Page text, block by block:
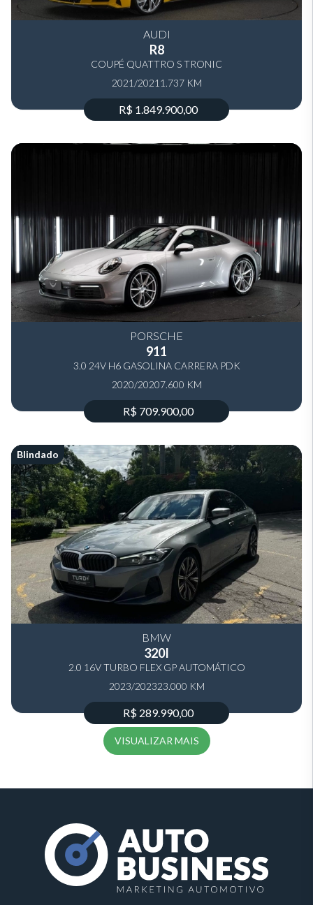
AUDI
R8
COUPÉ QUATTRO S TRONIC
2021/2021 1.737 KM
R$ 1.849.900,00
PORSCHE
911
3.0 24V H6 GASOLINA CARRERA PDK
2020/20207.600 KM
R$ 709.900,00
Blindado
BMW
320I
2.0 16V TURBO FLEX GP AUTOMÁTICO
2023/202323.000 KM
R$ 289.990,00
VISUALIZAR MAIS